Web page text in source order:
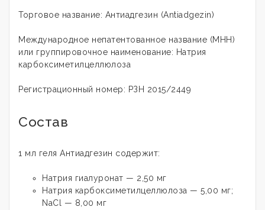
Торговое название: Антиадгезин (Antiadgezin)
Международное непатентованное название (МНН)
или группировочное наименование: Натрия
карбоксиметилцеллюлоза
Регистрационный номер: РЗН 2015/2449
Состав
1 мл геля Антиадгезин содержит:
Натрия гиалуронат — 2,50 мг
Натрия карбоксиметилцеллюлоза — 5,00 мг;
NaCl — 8,00 мг